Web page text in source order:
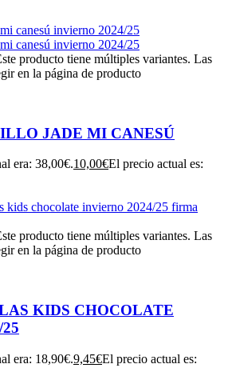
producto tiene múltiples variantes. Las
en la página de producto
JADE MI CANESÚ
era: 38,00€.10,00€El precio actual es:
producto tiene múltiples variantes. Las
en la página de producto
KIDS CHOCOLATE
era: 18,90€.9,45€El precio actual es: